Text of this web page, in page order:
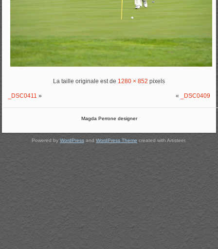
La taille originale est de 1280 × 852 pixels
_DSC0411 » « _DSC0409
Magda Perrone designer
Powered by WordPress and WordPress Theme created with Artisteer.